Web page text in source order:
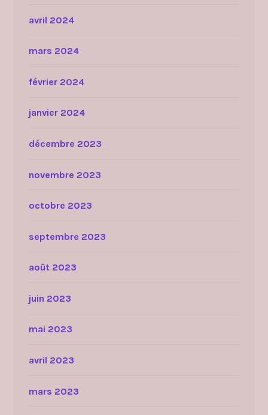
avril 2024
mars 2024
février 2024
janvier 2024
décembre 2023
novembre 2023
octobre 2023
septembre 2023
août 2023
juin 2023
mai 2023
avril 2023
mars 2023